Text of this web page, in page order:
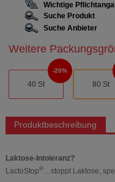
Wichtige
Suche Produkt
Suche Anbieter
Weitere
40 St
20%
80 St
Produktbeschreibung
Laktose-Intoleranz?
LactoStop®…stoppt Laktose,